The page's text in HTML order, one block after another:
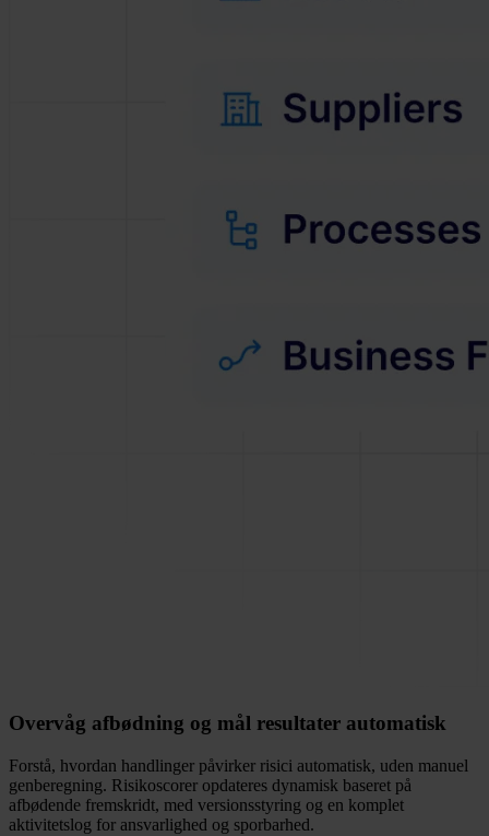
Overvåg afbødning og mål resultater automatisk
Forstå, hvordan handlinger påvirker risici automatisk, uden manuel
genberegning. Risikoscorer opdateres dynamisk baseret på
afbødende fremskridt, med versionsstyring og en komplet
aktivitetslog for ansvarlighed og sporbarhed.